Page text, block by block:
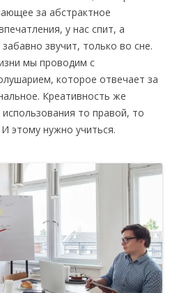
за абстрактное
у нас спит, а
звучит, только во сне.
мы проводим с
которое отвечает за
Креативность же
то правой, то
этому нужно учиться.